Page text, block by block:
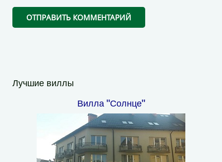
Лучшие виллы
Вилла "Солнце"